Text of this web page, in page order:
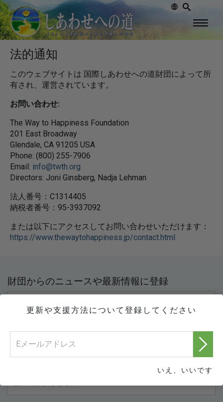
法的通知
このウェブサイトは 国際しあわせへの道財団によって所
有され、運営されています。
お問い合わせ:
The Way to Happiness Foundation
201 East Broadway
Glendale, CA 91205 USA
Phone: (800) 255-7906
Email: info@twth.org
Directors: Joni Ginsberg, Nadja Lehman
法人番号：C1314405
納税者番号：95-3937092
または以下にアクセスしてお問い合わせいただけます：
https://www.thewaytohappiness.jp/contact.html
更新や支援方法について登録してください
いえ、いいです
財団からのニュースや最新情報に登録